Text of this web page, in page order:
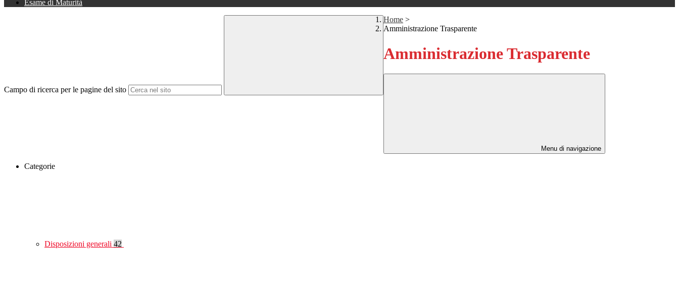
Esame di Maturità
Campo di ricerca per le pagine del sito
Home >
Amministrazione Trasparente
Amministrazione Trasparente
Menu di navigazione
Categorie
Disposizioni generali 42